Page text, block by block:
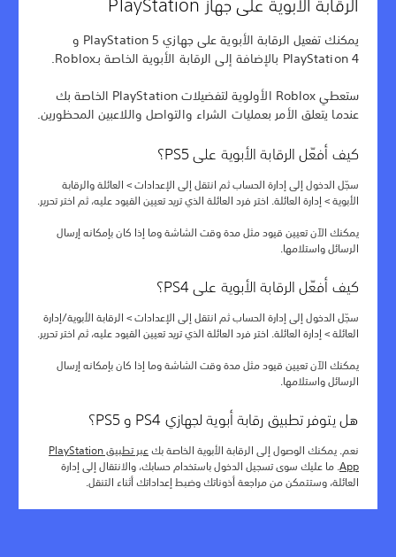
الرقابة الأبوية على جهاز PlayStation
يمكنك تفعيل الرقابة الأبوية على جهازي PlayStation 5 و
PlayStation 4 بالإضافة إلى الرقابة الأبوية الخاصة بـRoblox.
ستعطي Roblox الأولوية لتفضيلات PlayStation الخاصة بك
عندما يتعلق الأمر بعمليات الشراء والتواصل واللاعبين المحظورين.
كيف أفعّل الرقابة الأبوية على PS5؟
سجّل الدخول إلى إدارة الحساب ثم انتقل إلى الإعدادات > العائلة والرقابة
الأبوية > إدارة العائلة. اختر فرد العائلة الذي تريد تعيين القيود عليه، ثم اختر تحرير.
يمكنك الآن تعيين قيود مثل مدة وقت الشاشة وما إذا كان بإمكانه إرسال
الرسائل واستلامها.
كيف أفعّل الرقابة الأبوية على PS4؟
سجّل الدخول إلى إدارة الحساب ثم انتقل إلى الإعدادات > الرقابة الأبوية/إدارة
العائلة > إدارة العائلة. اختر فرد العائلة الذي تريد تعيين القيود عليه، ثم اختر تحرير.
يمكنك الآن تعيين قيود مثل مدة وقت الشاشة وما إذا كان بإمكانه إرسال
الرسائل واستلامها.
هل يتوفر تطبيق رقابة أبوية لجهازي PS4 و PS5؟
نعم. يمكنك الوصول إلى الرقابة الأبوية الخاصة بك
عبر تطبيق PlayStation
. ما عليك سوى تسجيل الدخول باستخدام حسابك، والانتقال إلى إدارة
العائلة، وستتمكن من مراجعة أذوناتك وضبط إعداداتك أثناء التنقل.